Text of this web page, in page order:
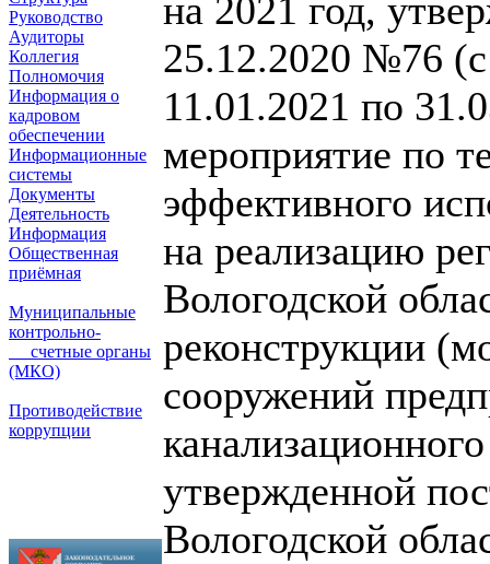
Руководство
Аудиторы
Коллегия
Полномочия
Информация о
кадровом
обеспечении
Информационные
системы
Документы
Деятельность
Информация
Общественная
приёмная
Муниципальные
контрольно-
счетные органы
(МКО)
Противодействие
коррупции
на 2021 год,
25.12.2020 №76
11.01.2021 по
мероприятие по
эффективного
на реализацию
Вологодской
реконструкции
сооружений
утвержденной
Вологодской